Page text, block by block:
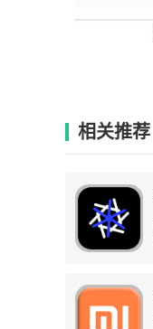
相关推荐